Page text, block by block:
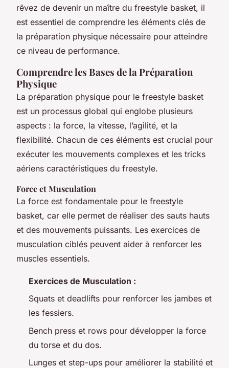
rêvez de devenir un maître du freestyle basket, il
est essentiel de comprendre les éléments clés de
la préparation physique nécessaire pour atteindre
ce niveau de performance.
Comprendre les Bases de la Préparation
Physique
La préparation physique pour le freestyle basket
est un processus global qui englobe plusieurs
aspects : la force, la vitesse, l’agilité, et la
flexibilité. Chacun de ces éléments est crucial pour
exécuter les mouvements complexes et les tricks
aériens caractéristiques du freestyle.
Force et Musculation
La force est fondamentale pour le freestyle
basket, car elle permet de réaliser des sauts hauts
et des mouvements puissants. Les exercices de
musculation ciblés peuvent aider à renforcer les
muscles essentiels.
Exercices de Musculation :
Squats et deadlifts pour renforcer les jambes et
les fessiers.
Bench press et rows pour développer la force
du torse et du dos.
Lunges et step-ups pour améliorer la stabilité et